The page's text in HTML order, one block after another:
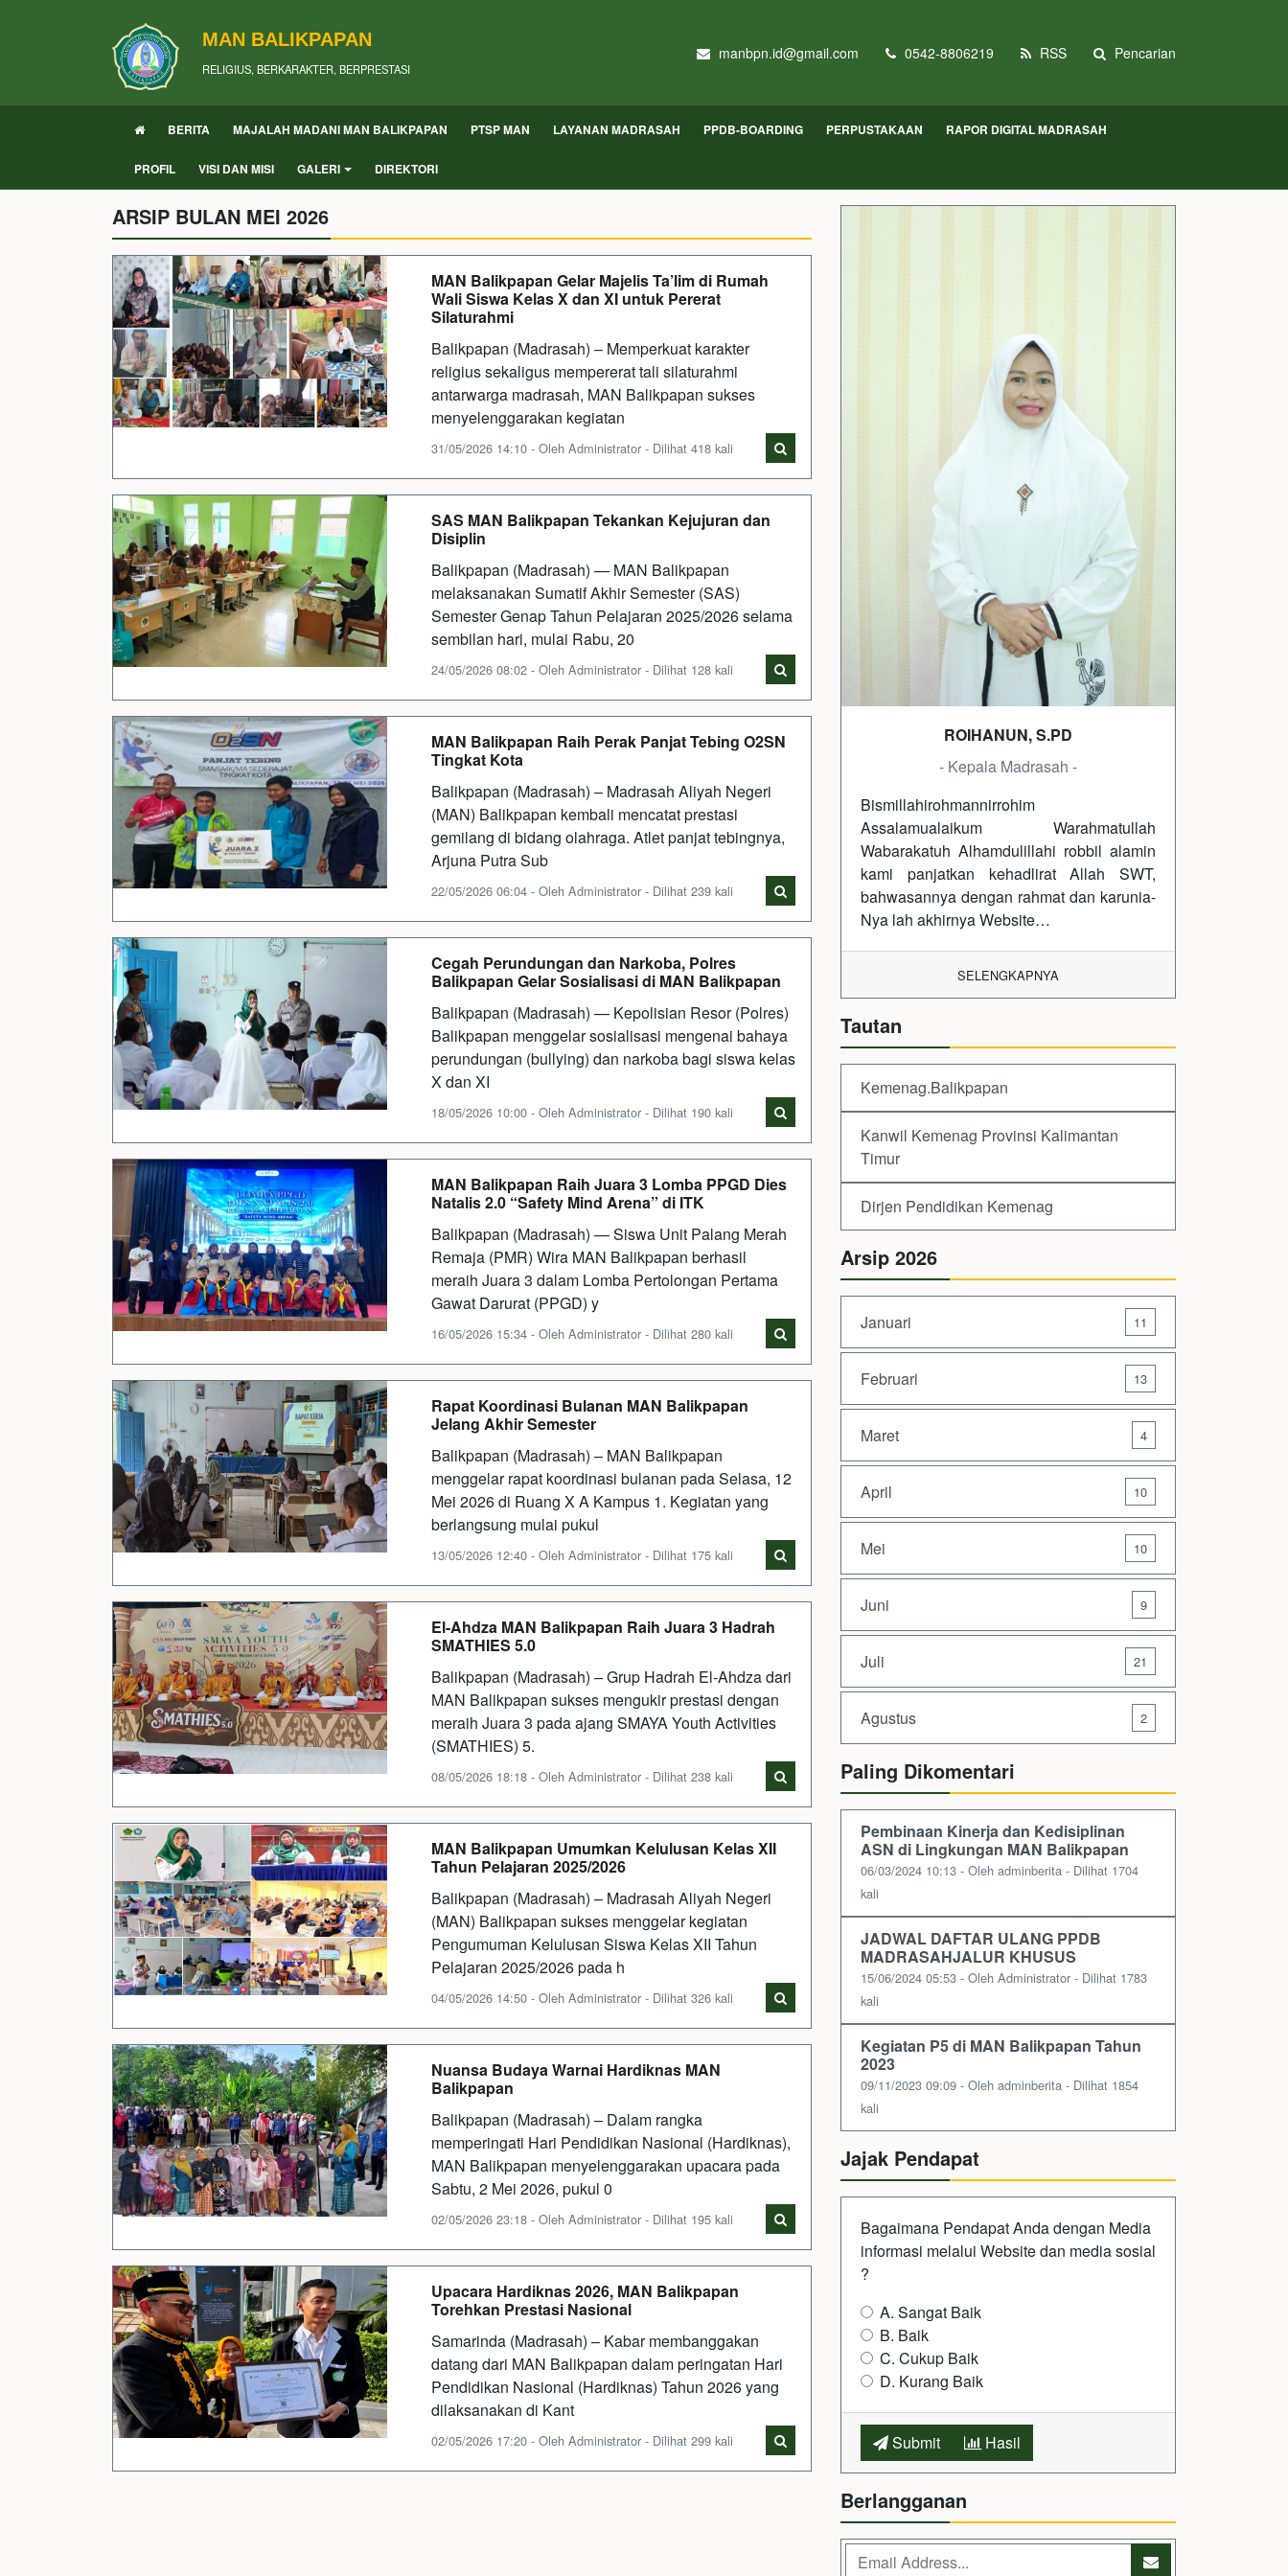
MAN BALIKPAPAN
RELIGIUS, BERKARAKTER, BERPRESTASI
manbpn.id@gmail.com 0542-8806219 RSS Pencarian
BERITA MAJALAH MADANI MAN BALIKPAPAN PTSP MAN LAYANAN MADRASAH PPDB-BOARDING PERPUSTAKAAN RAPOR DIGITAL MADRASAH
PROFIL VISI DAN MISI GALERI DIREKTORI
ARSIP BULAN MEI 2026
MAN Balikpapan Gelar Majelis Ta’lim di Rumah
Wali Siswa Kelas X dan XI untuk Pererat
Silaturahmi
Balikpapan (Madrasah) – Memperkuat karakter
religius sekaligus mempererat tali silaturahmi
antarwarga madrasah, MAN Balikpapan sukses
menyelenggarakan kegiatan
31/05/2026 14:10 - Oleh Administrator - Dilihat 418 kali
SAS MAN Balikpapan Tekankan Kejujuran dan
Disiplin
Balikpapan (Madrasah) — MAN Balikpapan
melaksanakan Sumatif Akhir Semester (SAS)
Semester Genap Tahun Pelajaran 2025/2026 selama
sembilan hari, mulai Rabu, 20
24/05/2026 08:02 - Oleh Administrator - Dilihat 128 kali
MAN Balikpapan Raih Perak Panjat Tebing O2SN
Tingkat Kota
Balikpapan (Madrasah) – Madrasah Aliyah Negeri
(MAN) Balikpapan kembali mencatat prestasi
gemilang di bidang olahraga. Atlet panjat tebingnya,
Arjuna Putra Sub
22/05/2026 06:04 - Oleh Administrator - Dilihat 239 kali
Cegah Perundungan dan Narkoba, Polres
Balikpapan Gelar Sosialisasi di MAN Balikpapan
Balikpapan (Madrasah) — Kepolisian Resor (Polres)
Balikpapan menggelar sosialisasi mengenai bahaya
perundungan (bullying) dan narkoba bagi siswa kelas
X dan XI
18/05/2026 10:00 - Oleh Administrator - Dilihat 190 kali
MAN Balikpapan Raih Juara 3 Lomba PPGD Dies
Natalis 2.0 “Safety Mind Arena” di ITK
Balikpapan (Madrasah) — Siswa Unit Palang Merah
Remaja (PMR) Wira MAN Balikpapan berhasil
meraih Juara 3 dalam Lomba Pertolongan Pertama
Gawat Darurat (PPGD) y
16/05/2026 15:34 - Oleh Administrator - Dilihat 280 kali
Rapat Koordinasi Bulanan MAN Balikpapan
Jelang Akhir Semester
Balikpapan (Madrasah) – MAN Balikpapan
menggelar rapat koordinasi bulanan pada Selasa, 12
Mei 2026 di Ruang X A Kampus 1. Kegiatan yang
berlangsung mulai pukul
13/05/2026 12:40 - Oleh Administrator - Dilihat 175 kali
El-Ahdza MAN Balikpapan Raih Juara 3 Hadrah
SMATHIES 5.0
Balikpapan (Madrasah) – Grup Hadrah El-Ahdza dari
MAN Balikpapan sukses mengukir prestasi dengan
meraih Juara 3 pada ajang SMAYA Youth Activities
(SMATHIES) 5.
08/05/2026 18:18 - Oleh Administrator - Dilihat 238 kali
MAN Balikpapan Umumkan Kelulusan Kelas XII
Tahun Pelajaran 2025/2026
Balikpapan (Madrasah) – Madrasah Aliyah Negeri
(MAN) Balikpapan sukses menggelar kegiatan
Pengumuman Kelulusan Siswa Kelas XII Tahun
Pelajaran 2025/2026 pada h
04/05/2026 14:50 - Oleh Administrator - Dilihat 326 kali
Nuansa Budaya Warnai Hardiknas MAN
Balikpapan
Balikpapan (Madrasah) – Dalam rangka
memperingati Hari Pendidikan Nasional (Hardiknas),
MAN Balikpapan menyelenggarakan upacara pada
Sabtu, 2 Mei 2026, pukul 0
02/05/2026 23:18 - Oleh Administrator - Dilihat 195 kali
Upacara Hardiknas 2026, MAN Balikpapan
Torehkan Prestasi Nasional
Samarinda (Madrasah) – Kabar membanggakan
datang dari MAN Balikpapan dalam peringatan Hari
Pendidikan Nasional (Hardiknas) Tahun 2026 yang
dilaksanakan di Kant
02/05/2026 17:20 - Oleh Administrator - Dilihat 299 kali
ROIHANUN, S.PD
- Kepala Madrasah -
Bismillahirohmannirrohim
Assalamualaikum Warahmatullah
Wabarakatuh Alhamdulillahi robbil alamin
kami panjatkan kehadlirat Allah SWT,
bahwasannya dengan rahmat dan karunia-
Nya lah akhirnya Website…
SELENGKAPNYA
Tautan
Kemenag.Balikpapan
Kanwil Kemenag Provinsi Kalimantan
Timur
Dirjen Pendidikan Kemenag
Arsip 2026
Januari 11
Februari 13
Maret 4
April 10
Mei 10
Juni 9
Juli 21
Agustus 2
Paling Dikomentari
Pembinaan Kinerja dan Kedisiplinan
ASN di Lingkungan MAN Balikpapan
06/03/2024 10:13 - Oleh adminberita - Dilihat 1704
kali
JADWAL DAFTAR ULANG PPDB
MADRASAHJALUR KHUSUS
15/06/2024 05:53 - Oleh Administrator - Dilihat 1783
kali
Kegiatan P5 di MAN Balikpapan Tahun
2023
09/11/2023 09:09 - Oleh adminberita - Dilihat 1854
kali
Jajak Pendapat
Bagaimana Pendapat Anda dengan Media
informasi melalui Website dan media sosial
?
A. Sangat Baik
B. Baik
C. Cukup Baik
D. Kurang Baik
Submit Hasil
Berlangganan